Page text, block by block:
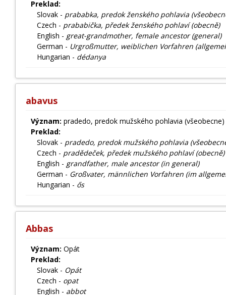
Preklad:
Slovak - prababka, predok ženského pohlavia
Czech - prababička, předek ženského pohlaví (obecně)
English - great-grandmother, female ancestor (general)
German - Urgroßmutter, weiblichen Vorfahren
Hungarian - dédanya
abavus
Význam: pradedo, predok mužského pohlavia (všeobecne)
Preklad:
Slovak - pradedo, predok mužského pohlavia
Czech - pradědeček, předek mužského pohlaví (obecně)
English - grandfather, male ancestor (in general)
German - Großvater, männlichen Vorfahren (im
Hungarian - ős
Abbas
Význam: Opát
Preklad:
Slovak - Opát
Czech - opat
English - abbot